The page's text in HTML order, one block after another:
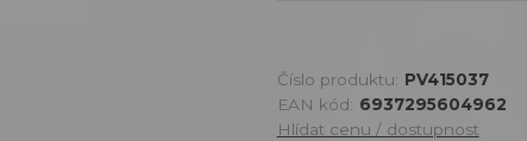
Číslo produktu: PV415037
EAN kód: 6937295604962
Hlídat cenu / dostupnost